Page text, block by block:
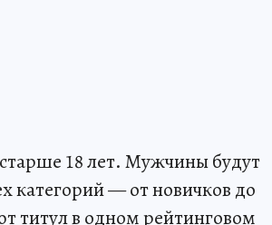
18 лет. Мужчины будут
категорий — от новичков до
титул в одном рейтинговом